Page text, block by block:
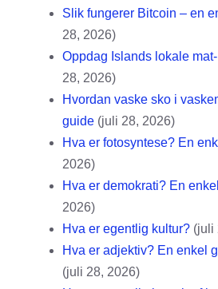
Slik fungerer Bitcoin – en
28, 2026)
Oppdag Islands lokale
28, 2026)
Hvordan vaske sko i
guide (juli 28, 2026)
Hva er fotosyntese? En
2026)
Hva er demokrati? En
2026)
Hva er egentlig kultur? (juli
Hva er adjektiv? En enkel
(juli 28, 2026)